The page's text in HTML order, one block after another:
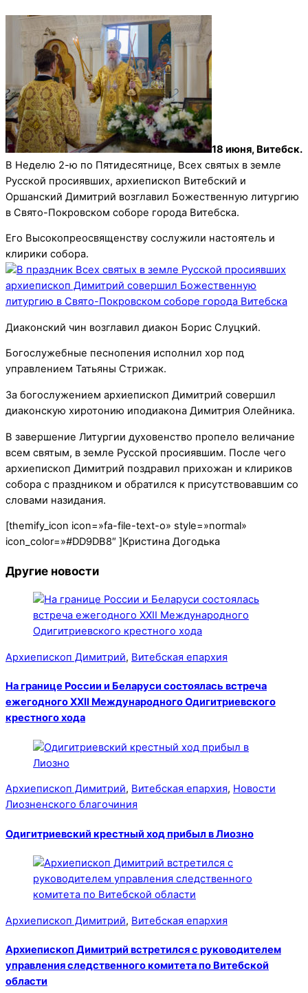
18 июня, Витебск.
В Неделю 2-ю по Пятидесятнице, Всех святых в земле
Русской просиявших, архиепископ Витебский и
Оршанский Димитрий возглавил Божественную литургию
в Свято-Покровском соборе города Витебска.
Его Высокопреосвященству сослужили настоятель и
клирики собора.
Диаконский чин возглавил диакон Борис Слуцкий.
Богослужебные песнопения исполнил хор под
управлением Татьяны Стрижак.
За богослужением архиепископ Димитрий совершил
диаконскую хиротонию иподиакона Димитрия Олейника.
В завершение Литургии духовенство пропело величание
всем святым, в земле Русской просиявшим. После чего
архиепископ Димитрий поздравил прихожан и клириков
собора с праздником и обратился к присутствовавшим со
словами назидания.
[themify_icon icon=»fa-file-text-o» style=»normal»
icon_color=»#DD9DB8″ ]Кристина Догодька
Другие новости
Архиепископ Димитрий, Витебская епархия
На границе России и Беларуси состоялась встреча
ежегодного XXII Международного Одигитриевского
крестного хода
Архиепископ Димитрий, Витебская епархия, Новости
Лиозненского благочиния
Одигитриевский крестный ход прибыл в Лиозно
Архиепископ Димитрий, Витебская епархия
Архиепископ Димитрий встретился с руководителем
управления следственного комитета по Витебской
области